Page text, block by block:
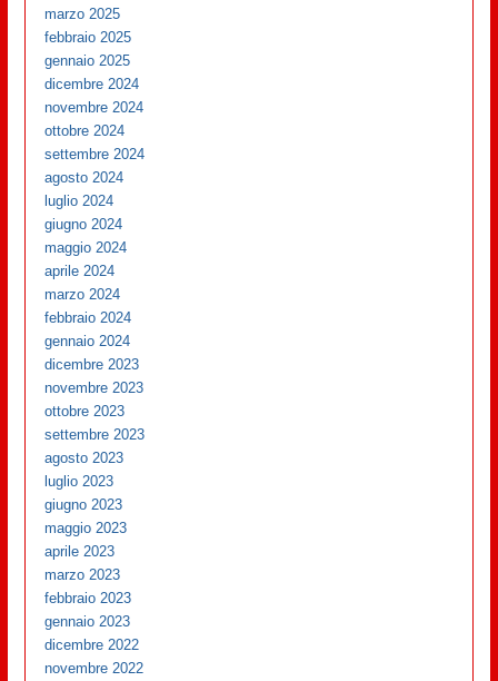
marzo 2025
febbraio 2025
gennaio 2025
dicembre 2024
novembre 2024
ottobre 2024
settembre 2024
agosto 2024
luglio 2024
giugno 2024
maggio 2024
aprile 2024
marzo 2024
febbraio 2024
gennaio 2024
dicembre 2023
novembre 2023
ottobre 2023
settembre 2023
agosto 2023
luglio 2023
giugno 2023
maggio 2023
aprile 2023
marzo 2023
febbraio 2023
gennaio 2023
dicembre 2022
novembre 2022